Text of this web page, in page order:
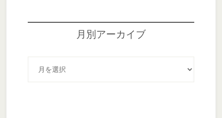
月別アーカイブ